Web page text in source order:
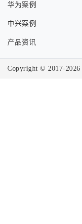
华为案例
中兴案例
产品资讯
Copyright © 2017-2026